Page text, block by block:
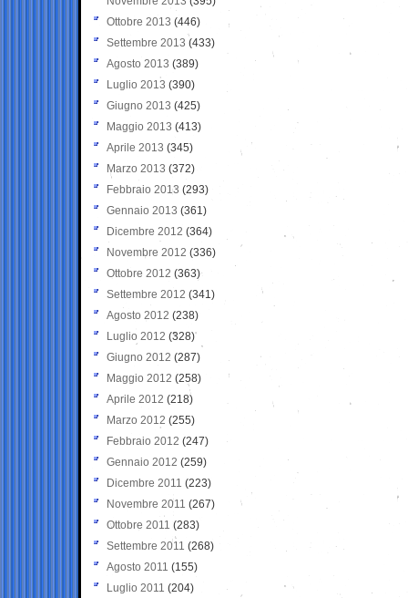
Ottobre 2013 (446)
Settembre 2013 (433)
Agosto 2013 (389)
Luglio 2013 (390)
Giugno 2013 (425)
Maggio 2013 (413)
Aprile 2013 (345)
Marzo 2013 (372)
Febbraio 2013 (293)
Gennaio 2013 (361)
Dicembre 2012 (364)
Novembre 2012 (336)
Ottobre 2012 (363)
Settembre 2012 (341)
Agosto 2012 (238)
Luglio 2012 (328)
Giugno 2012 (287)
Maggio 2012 (258)
Aprile 2012 (218)
Marzo 2012 (255)
Febbraio 2012 (247)
Gennaio 2012 (259)
Dicembre 2011 (223)
Novembre 2011 (267)
Ottobre 2011 (283)
Settembre 2011 (268)
Agosto 2011 (155)
Luglio 2011 (204)